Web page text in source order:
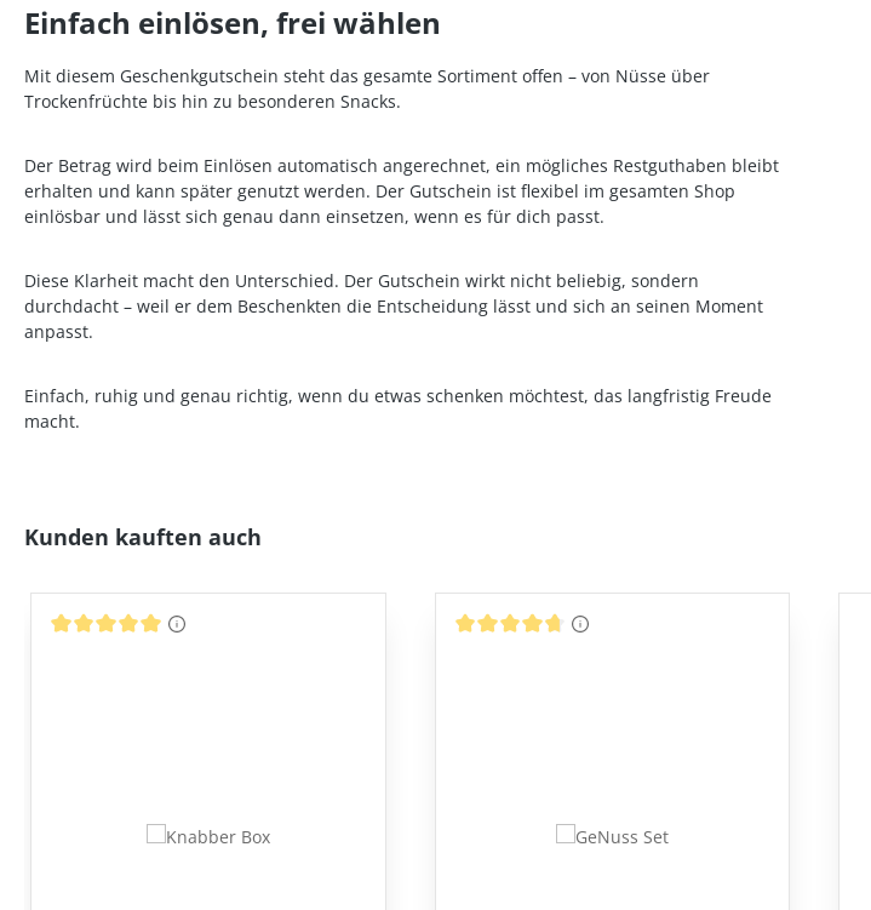
Einfach einlösen, frei wählen
Mit diesem Geschenkgutschein steht das gesamte Sortiment offen – von Nüsse über
Trockenfrüchte bis hin zu besonderen Snacks.
Der Betrag wird beim Einlösen automatisch angerechnet, ein mögliches Restguthaben bleibt
erhalten und kann später genutzt werden. Der Gutschein ist flexibel im gesamten Shop
einlösbar und lässt sich genau dann einsetzen, wenn es für dich passt.
Diese Klarheit macht den Unterschied. Der Gutschein wirkt nicht beliebig, sondern
durchdacht – weil er dem Beschenkten die Entscheidung lässt und sich an seinen Moment
anpasst.
Einfach, ruhig und genau richtig, wenn du etwas schenken möchtest, das langfristig Freude
macht.
Produktgalerie überspringen
Kunden kauften auch
Durchschnittliche Bewertung von 5 von 5 Sternen Durchschnittliche Bewertung von 4.83 von 5 Sternen